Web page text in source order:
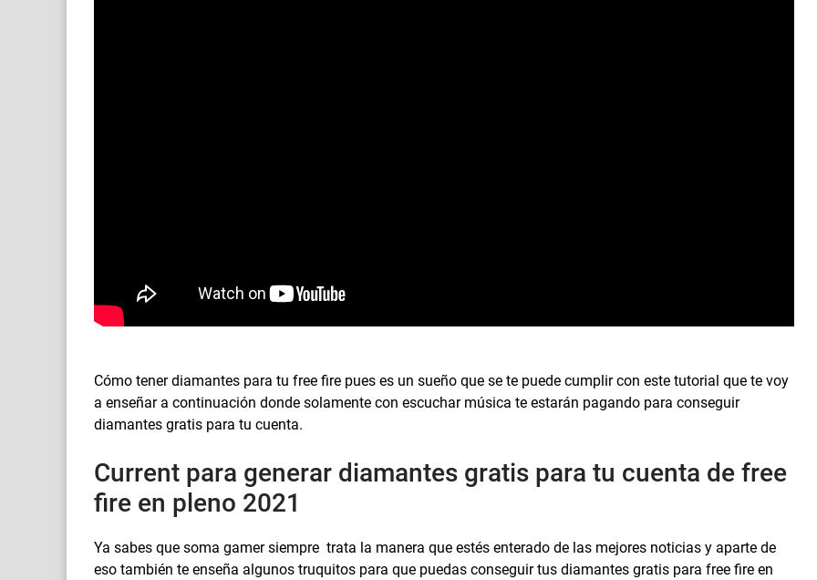
Cómo tener diamantes para tu free fire pues es un sueño que se te puede cumplir con este tutorial que te voy
a enseñar a continuación donde solamente con escuchar música te estarán pagando para conseguir
diamantes gratis para tu cuenta.
Current para generar diamantes gratis para tu cuenta de free
fire en pleno 2021
Ya sabes que soma gamer siempre trata la manera que estés enterado de las mejores noticias y aparte de
eso también te enseña algunos truquitos para que puedas conseguir tus diamantes gratis para free fire en